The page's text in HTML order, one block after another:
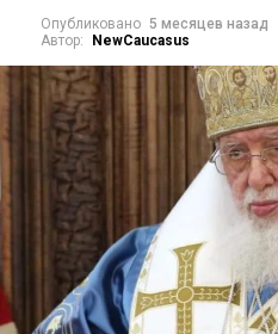
Опубликовано 5 месяцев назад
Автор:
NewCaucasus